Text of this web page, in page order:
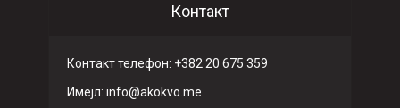
Контакт
Контакт телефон: +382 20 675 359
Имeјл: info@akokvo.me